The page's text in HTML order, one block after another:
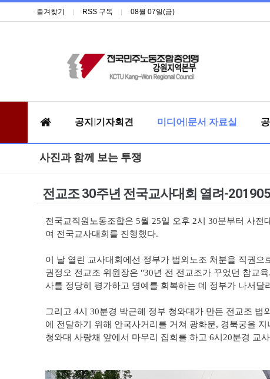
즐겨찾기 RSS 구독 08월 07일(금)
공지|기자회견 미디어|문서 자료실
사진과 함께 보는 투쟁
전교조 30주년 전국교사대회 열려-
전국교직원노동조합은 5월 25일 오후 2시 30분부터 사
여 전국교사대회를 진행했다.
이 날 열린 교사대회에선 정부가 법외노조 처분을 직권
권정오 전교조 위원장은 "30년 전 전교조가 꾸었던 참교
사를 정당히 평가하고 명예를 회복하는 데 정부가 나서달
그리고 4시 30분경 박근혜 정부 청와대가 만든 전교조
에 전달하기 위해 안국사거리를 거쳐 광화문, 경북궁을
청와대 사랑채 앞에서 마무리 집회를 하고 6시20분경 교